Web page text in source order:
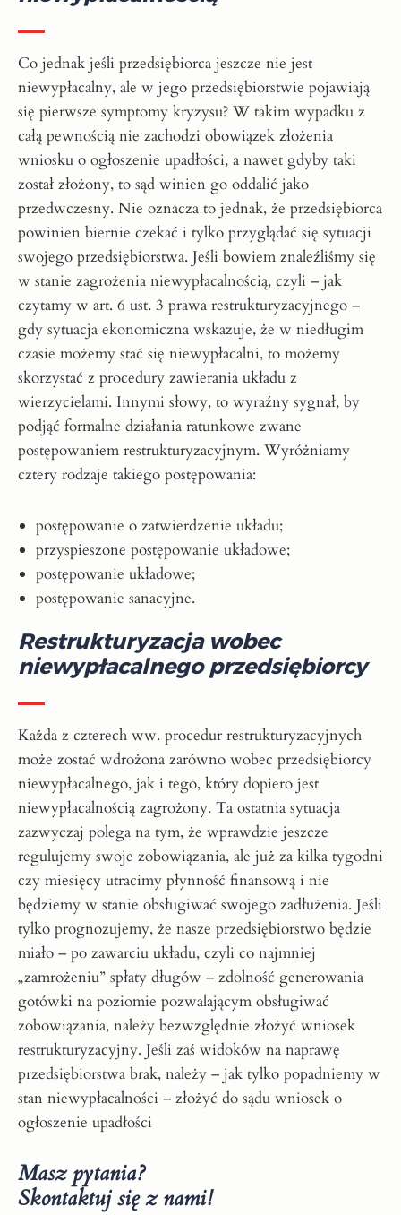
Co jednak jeśli przedsiębiorca jeszcze nie jest
niewypłacalny, ale w jego przedsiębiorstwie pojawiają
się pierwsze symptomy kryzysu? W takim wypadku z
całą pewnością nie zachodzi obowiązek złożenia
wniosku o ogłoszenie upadłości, a nawet gdyby taki
został złożony, to sąd winien go oddalić jako
przedwczesny. Nie oznacza to jednak, że przedsiębiorca
powinien biernie czekać i tylko przyglądać się sytuacji
swojego przedsiębiorstwa. Jeśli bowiem znaleźliśmy się
w stanie zagrożenia niewypłacalnością, czyli – jak
czytamy w art. 6 ust. 3 prawa restrukturyzacyjnego –
gdy sytuacja ekonomiczna wskazuje, że w niedługim
czasie możemy stać się niewypłacalni, to możemy
skorzystać z procedury zawierania układu z
wierzycielami. Innymi słowy, to wyraźny sygnał, by
podjąć formalne działania ratunkowe zwane
postępowaniem restrukturyzacyjnym. Wyróżniamy
cztery rodzaje takiego postępowania:
postępowanie o zatwierdzenie układu;
przyspieszone postępowanie układowe;
postępowanie układowe;
postępowanie sanacyjne.
Restrukturyzacja wobec
niewypłacalnego przedsiębiorcy
Każda z czterech ww. procedur restrukturyzacyjnych
może zostać wdrożona zarówno wobec przedsiębiorcy
niewypłacalnego, jak i tego, który dopiero jest
niewypłacalnością zagrożony. Ta ostatnia sytuacja
zazwyczaj polega na tym, że wprawdzie jeszcze
regulujemy swoje zobowiązania, ale już za kilka tygodni
czy miesięcy utracimy płynność finansową i nie
będziemy w stanie obsługiwać swojego zadłużenia. Jeśli
tylko prognozujemy, że nasze przedsiębiorstwo będzie
miało – po zawarciu układu, czyli co najmniej
„zamrożeniu” spłaty długów – zdolność generowania
gotówki na poziomie pozwalającym obsługiwać
zobowiązania, należy bezwzględnie złożyć wniosek
restrukturyzacyjny. Jeśli zaś widoków na naprawę
przedsiębiorstwa brak, należy – jak tylko popadniemy w
stan niewypłacalności – złożyć do sądu wniosek o
ogłoszenie upadłości
Masz pytania?
Skontaktuj się z nami!